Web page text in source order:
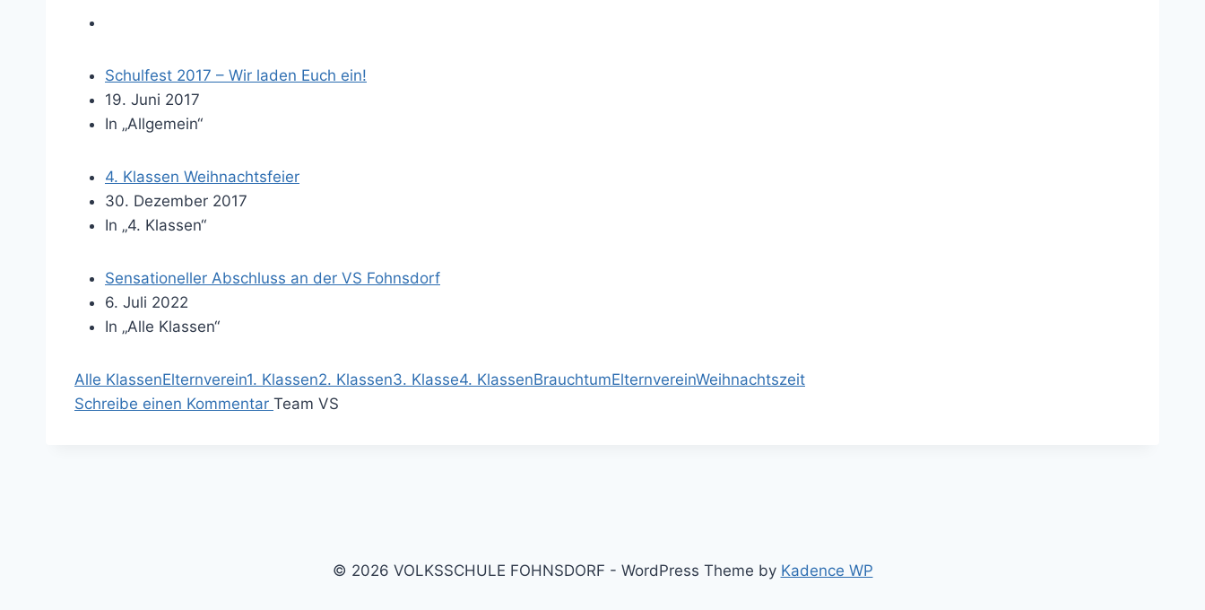
Schulfest 2017 – Wir laden Euch ein!
19. Juni 2017
In „Allgemein“
4. Klassen Weihnachtsfeier
30. Dezember 2017
In „4. Klassen“
Sensationeller Abschluss an der VS Fohnsdorf
6. Juli 2022
In „Alle Klassen“
Alle KlassenElternverein1. Klassen2. Klassen3. Klasse4. KlassenBrauchtumElternvereinWeihnachtszeit
Schreibe einen Kommentar Team VS
© 2026 VOLKSSCHULE FOHNSDORF - WordPress Theme by Kadence WP